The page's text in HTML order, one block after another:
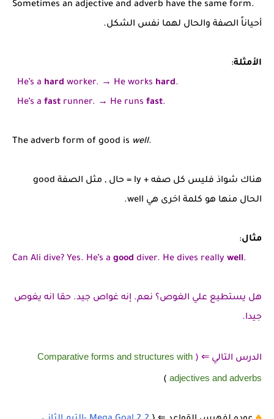
Sometimes an adjective and adverb have the same form.
أحياناً الصفة والحال لهما نفس الشكل.
الأمثلة:
He’s a hard worker. → He works hard.
He’s a fast runner. → He runs fast.
The adverb form of good is well.
هناك شواذ فليس كل صفه + ly = حال , مثل الصفة good
الحال منها هو كلمة اخرى هي well.
مثال:
Can Ali dive? Yes. He’s a good diver. He dives really well.
هل يستطيع علي الغوص؟ نعم. إنه غواص جيد. حقا انه يغوص
جيدا.
الدرس التالي ⇐ ( Comparative forms and structures with
adjectives and adverbs
)